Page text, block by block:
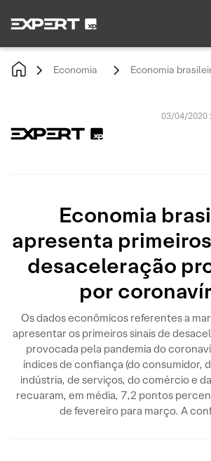
Economia Economia
03/04/2020
Economia
apresenta
desaceleração
por
Os dados econômicos referentes a
apresentar os primeiros sinais de
provocada pela pandemia do
índices de confiança (do consumidor,
indústria, de serviços, do comércio e
recuaram, em média, 7,2 pontos
de fevereiro para março. A